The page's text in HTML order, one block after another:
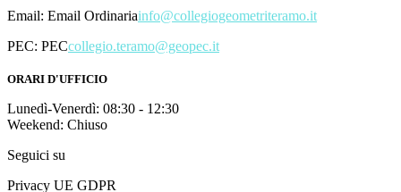
Email: Email Ordinariainfo@collegiogeometriteramo.it
PEC: PECcollegio.teramo@geopec.it
ORARI D'UFFICIO
Lunedì-Venerdì: 08:30 - 12:30
Weekend: Chiuso
Seguici su
Privacy UE GDPR